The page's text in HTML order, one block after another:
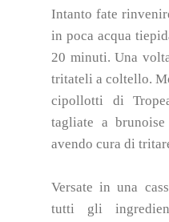
Intanto fate
in poca acqua
20 minuti. Una
tritateli a coltello.
cipollotti di
tagliate a
avendo cura di
Versate in una
tutti gli